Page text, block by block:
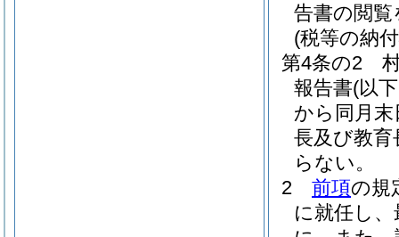
告書の閲
(税等の納
第4条の2
報告書(以
から同月
長及び教
らない。
2
前項の規
に就任し